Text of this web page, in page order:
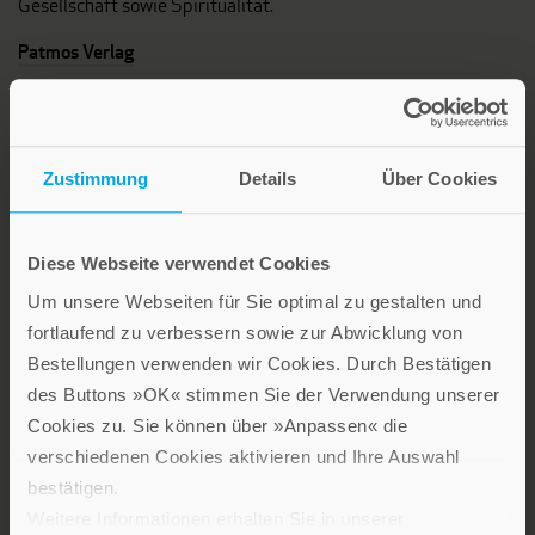
Zustimmung Details Über Cookies
Diese Webseite verwendet Cookies
Um unsere Webseiten für Sie optimal zu gestalten und
fortlaufend zu verbessern sowie zur Abwicklung von
Bestellungen verwenden wir Cookies. Durch Bestätigen
des Buttons »OK« stimmen Sie der Verwendung unserer
Cookies zu. Sie können über »Anpassen« die
verschiedenen Cookies aktivieren und Ihre Auswahl
bestätigen.
Gesellschaft sowie Spiritualität.
Patmos Verlag
Lebensfreude in farbenfroher Gestaltung: Persönliche
Geschenke mit wohltuenden Inspirationen. Irische
Segenswünsche und Geschenkbücher zum Thema älter
werden. Grußkarten für Geburtstage, zur Ermutigung, zu Trost
Verlag am Eschbach